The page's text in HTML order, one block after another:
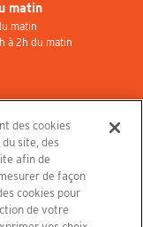
matin
matin
à 2h du matin
!
cinéma. Contactez-nous :
Mentions légales
et Charte
des cookies
site, des
afin de
de façon
cookies pour
de votre